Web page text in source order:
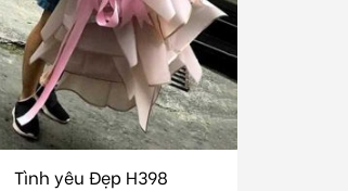
Tình yêu Đẹp H398